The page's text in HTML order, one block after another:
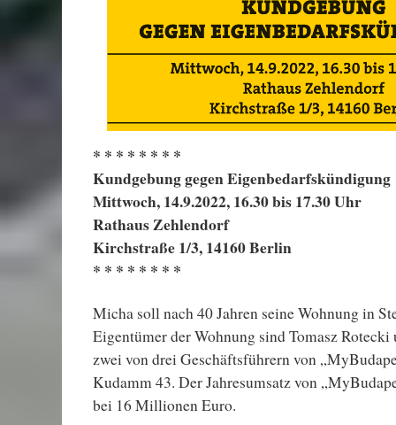
* * * * * * * *
Kundgebung gegen Eigenbedarfskündigung
Mittwoch, 14.9.2022, 16.30 bis 17.30 Uhr
Rathaus Zehlendorf
Kirchstraße 1/3, 14160 Berlin
* * * * * * * *
Micha soll nach 40 Jahren seine Wohnung in
Eigentümer der Wohnung sind Tomasz
zwei von drei Geschäftsführern von
Kudamm 43. Der Jahresumsatz von
bei 16 Millionen Euro.